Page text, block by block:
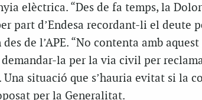
elèctrica. “Des de fa temps, la
part d’Endesa recordant-li el deute
de l’APE. “No contenta amb
demandar-la per la via civil per
Una situació que s’hauria evitat si la
per la Generalitat.